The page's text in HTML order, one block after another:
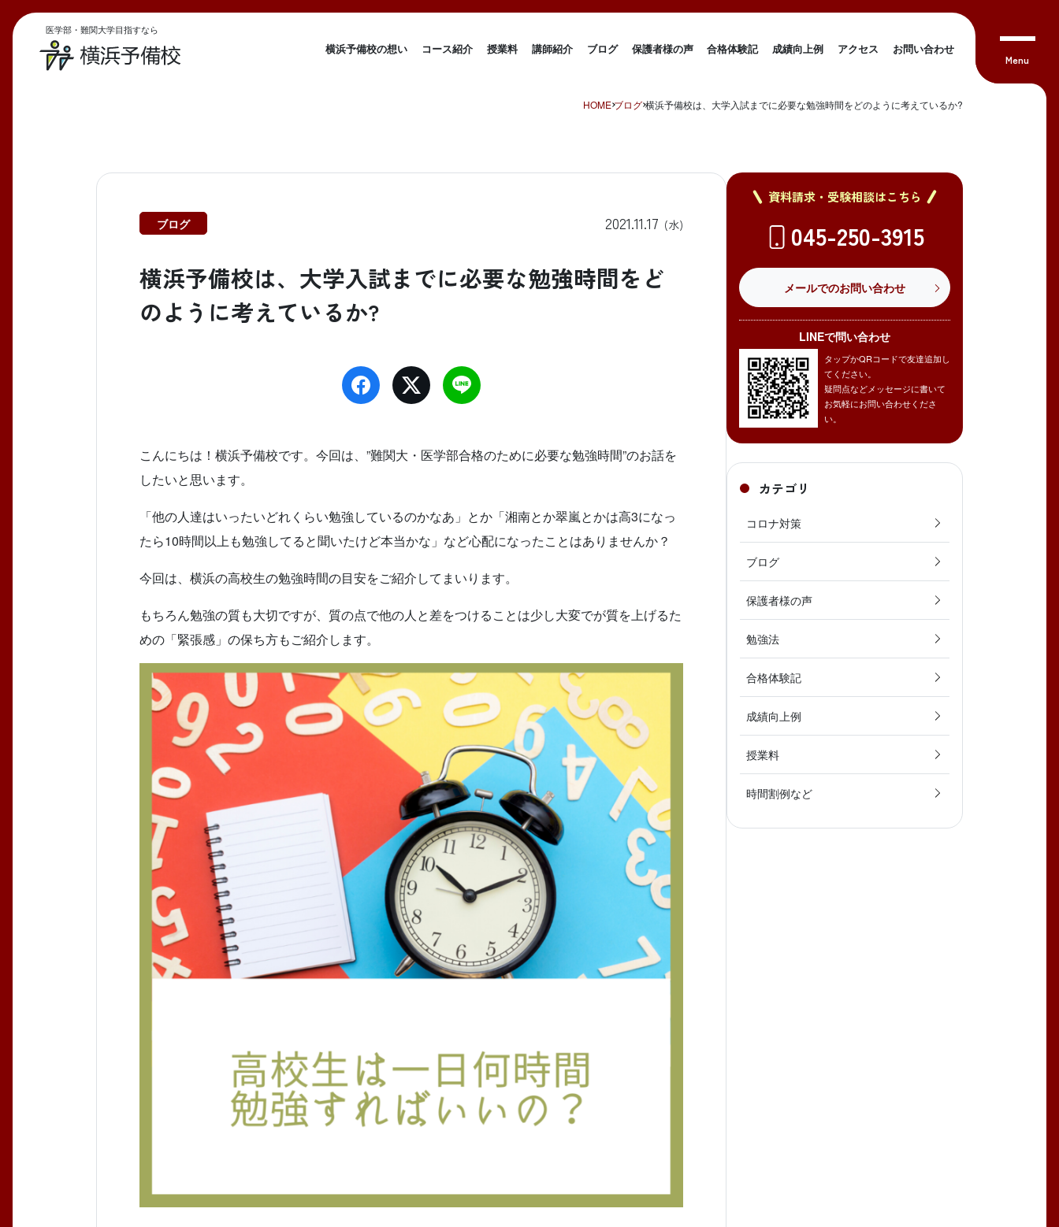
医学部・難関大学目指すなら
横浜予備校の想い コース紹介 授業料 講師紹介 ブログ 保護者様の声 合格体験記 成績向上例 アクセス お問い合わせ
HOME ブログ 横浜予備校は、大学入試までに必要な勉強時間をどのように考えているか?
ブログ 2021.11.17 (水)
横浜予備校は、大学入試までに必要な勉強時間をど
のように考えているか?
こんにちは！横浜予備校です。今回は、”難関大・医学部合格のために必要な勉強時間”のお話を
したいと思います。
「他の人達はいったいどれくらい勉強しているのかなあ」とか「湘南とか翠嵐とかは高3になっ
たら10時間以上も勉強してると聞いたけど本当かな」など心配になったことはありませんか？
今回は、横浜の高校生の勉強時間の目安をご紹介してまいります。
もちろん勉強の質も大切ですが、質の点で他の人と差をつけることは少し大変でが質を上げるた
めの「緊張感」の保ち方もご紹介します。
資料請求・受験相談はこちら
045-250-3915
メールでのお問い合わせ
LINEで問い合わせ
タップかQRコードで友達追加し
てください。
疑問点などメッセージに書いて
お気軽にお問い合わせくださ
い。
カテゴリ
コロナ対策
ブログ
保護者様の声
勉強法
合格体験記
成績向上例
授業料
時間割例など